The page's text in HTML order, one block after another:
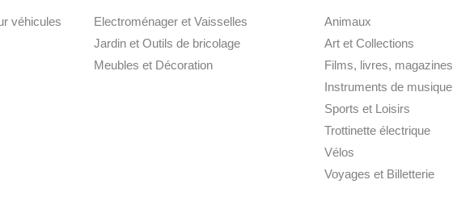
véhicules
Electroménager et Vaisselles
Jardin et Outils de bricolage
Meubles et Décoration
Animaux
Art et Collections
Films, livres, magazines
Instruments de musique
Sports et Loisirs
Trottinette électrique
Vélos
Voyages et Billetterie